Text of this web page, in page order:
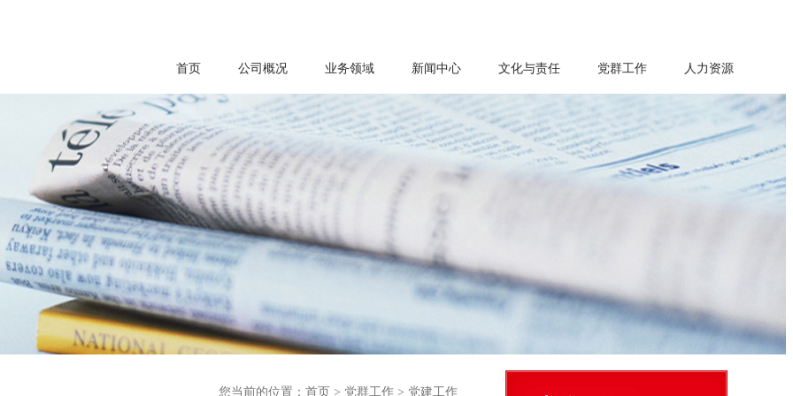
首页 公司概况 业务领域 新闻中心 文化与责任 党群工作 人力资源
您当前的位置： 首页 > 党群工作> 党建工作